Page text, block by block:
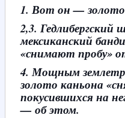
1. Вот он —
2,3.
мексиканский
«снимают пробу»
4. Мощным
золото каньона
покусившихся на
— об этом.